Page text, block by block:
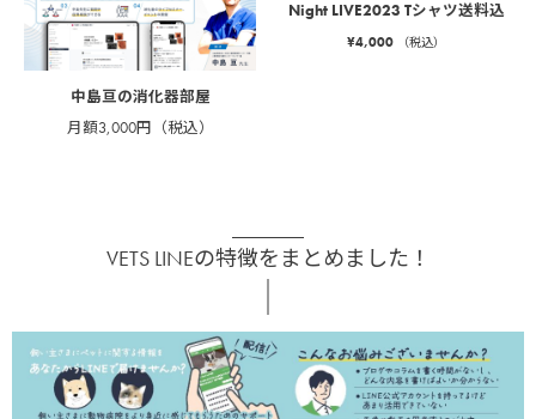
中島亘の消化器部屋
月額3,000円（税込）
Night LIVE2023 Tシャツ送料込
¥4,000 （税込）
VETS LINEの特徴をまとめました！